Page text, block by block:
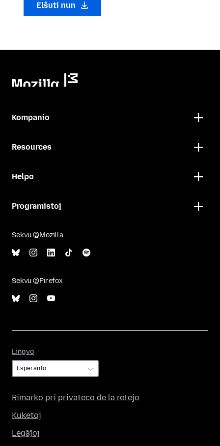
Elŝuti nun
Kompanio
Resources
Helpo
Programistoj
Sekvu @Mozilla
Sekvu @Firefox
Lingvo
Rimarko pri privateco de la retejo
Kuketoj
Leĝaĵoj